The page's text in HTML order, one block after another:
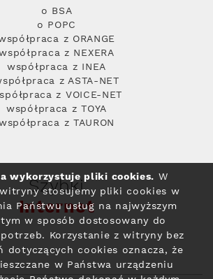
o BSA
o POPC
z ORANGE
z NEXERA
współpraca z INEA
z ASTA-NET
z VOICE-NET
współpraca z TOYA
z TAURON
Szybki
Internet
wykorzystuje pliki cookies. W
stosujemy pliki cookies w
Państwu usług na najwyższym
w sposób dostosowany do
Korzystanie z witryny bez
dotyczących cookies oznacza, że
w Państwa urządzeniu